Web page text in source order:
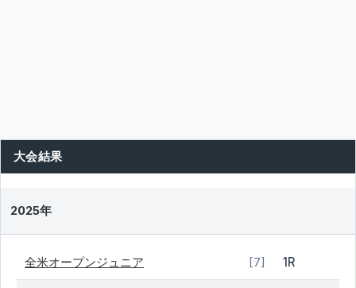
大会結果
2025年
全米オープンジュニア [7] 1R